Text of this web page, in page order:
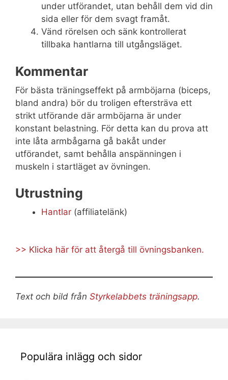
under utförandet, utan behåll dem vid din
sida eller för dem svagt framåt.
Vänd rörelsen och sänk kontrollerat
tillbaka hantlarna till utgångsläget.
Kommentar
För bästa träningseffekt på armböjarna (biceps,
bland andra) bör du troligen eftersträva ett
strikt utförande där armböjarna är under
konstant belastning. För detta kan du prova att
inte låta armbågarna gå bakåt under
utförandet, samt behålla anspänningen i
muskeln i startläget av övningen.
Utrustning
Hantlar (affiliatelänk)
>> Klicka här för att återgå till övningsbanken.
Text och bild från Styrkelabbets träningsapp.
Populära inlägg och sidor